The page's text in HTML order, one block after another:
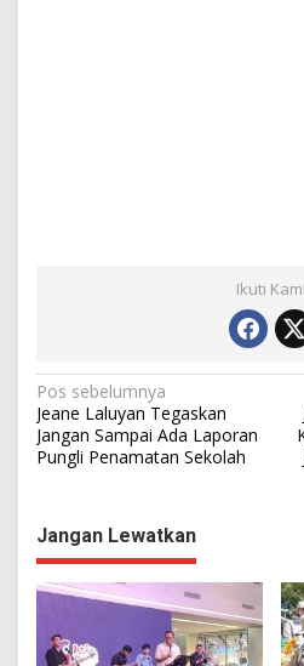
Ikuti Kami
N
a
v
g
a
s
Pos sebelumnya
Jeane Laluyan Tegaskan
Jangan Sampai Ada Laporan
Pungli Penamatan Sekolah
Jangan Lewatkan